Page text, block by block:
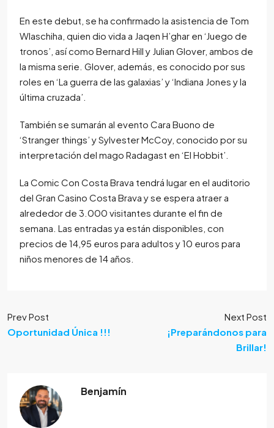
En este debut, se ha confirmado la asistencia de Tom
Wlaschiha, quien dio vida a Jaqen H’ghar en ‘Juego de
tronos’, así como Bernard Hill y Julian Glover, ambos de
la misma serie. Glover, además, es conocido por sus
roles en ‘La guerra de las galaxias’ y ‘Indiana Jones y la
última cruzada’.
También se sumarán al evento Cara Buono de
‘Stranger things’ y Sylvester McCoy, conocido por su
interpretación del mago Radagast en ‘El Hobbit’.
La Comic Con Costa Brava tendrá lugar en el auditorio
del Gran Casino Costa Brava y se espera atraer a
alrededor de 3.000 visitantes durante el fin de
semana. Las entradas ya están disponibles, con
precios de 14,95 euros para adultos y 10 euros para
niños menores de 14 años.
Prev Post
Oportunidad Única !!!
Next Post
¡Preparándonos para
Brillar!
Benjamín